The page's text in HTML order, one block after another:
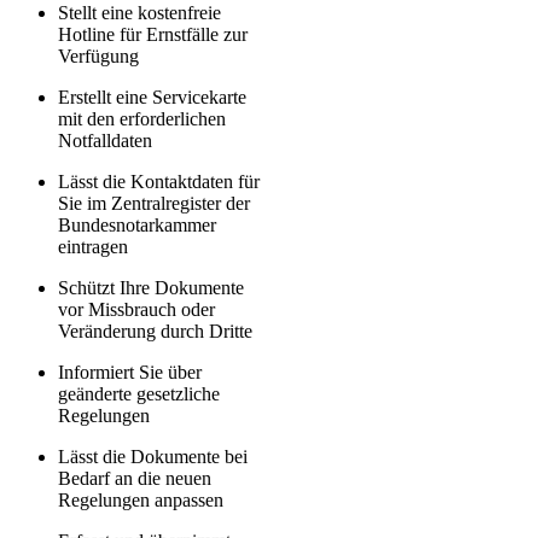
Stellt eine kostenfreie
Hotline für Ernstfälle zur
Verfügung
Erstellt eine Servicekarte
mit den erforderlichen
Notfalldaten
Lässt die Kontaktdaten für
Sie im Zentralregister der
Bundesnotarkammer
eintragen
Schützt Ihre Dokumente
vor Missbrauch oder
Veränderung durch Dritte
Informiert Sie über
geänderte gesetzliche
Regelungen
Lässt die Dokumente bei
Bedarf an die neuen
Regelungen anpassen